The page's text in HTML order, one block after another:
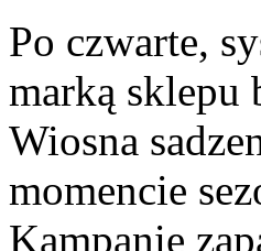
Po czwarte,
marką sklepu
Wiosna
momencie
Kampanie